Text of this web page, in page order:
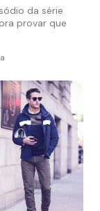
da série
provar que